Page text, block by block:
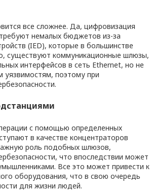
все сложнее. Да, цифровизация
немалых бюджетов из-за
(IED), которые в большинстве
существуют коммуникационные шлюзы,
интерфейсов в сеть Ethernet, но не
уязвимостям, поэтому при
с помощью определенных
в качестве концентраторов
роль подобных шлюзов,
что впоследствии может
Все это может привести к
оборудования, что в свою очередь
для жизни людей.